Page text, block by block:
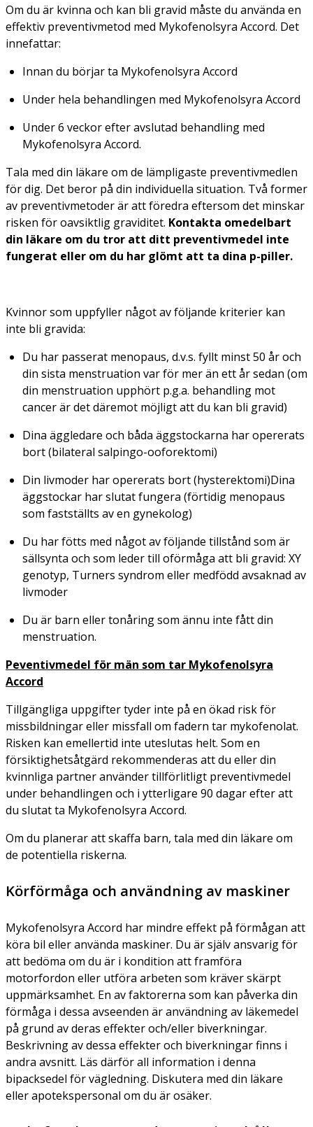
Om du är kvinna och kan bli gravid måste du använda en
effektiv preventivmetod med Mykofenolsyra Accord. Det
innefattar:
Innan du börjar ta Mykofenolsyra Accord
Under hela behandlingen med Mykofenolsyra Accord
Under 6 veckor efter avslutad behandling med
Mykofenolsyra Accord.
Tala med din läkare om de lämpligaste preventivmedlen
för dig. Det beror på din individuella situation. Två former
av preventivmetoder är att föredra eftersom det minskar
risken för oavsiktlig graviditet. Kontakta omedelbart
din läkare om du tror att ditt preventivmedel inte
fungerat eller om du har glömt att ta dina p-piller.
Kvinnor som uppfyller något av följande kriterier kan
inte bli gravida:
Du har passerat menopaus, d.v.s. fyllt minst 50 år och
din sista menstruation var för mer än ett år sedan (om
din menstruation upphört p.g.a. behandling mot
cancer är det däremot möjligt att du kan bli gravid)
Dina äggledare och båda äggstockarna har opererats
bort (bilateral salpingo-ooforektomi)
Din livmoder har opererats bort (hysterektomi)Dina
äggstockar har slutat fungera (förtidig menopaus
som fastställts av en gynekolog)
Du har fötts med något av följande tillstånd som är
sällsynta och som leder till oförmåga att bli gravid: XY
genotyp, Turners syndrom eller medfödd avsaknad av
livmoder
Du är barn eller tonåring som ännu inte fått din
menstruation.
Peventivmedel för män som tar Mykofenolsyra
Accord
Tillgängliga uppgifter tyder inte på en ökad risk för
missbildningar eller missfall om fadern tar mykofenolat.
Risken kan emellertid inte uteslutas helt. Som en
försiktighetsåtgärd rekommenderas att du eller din
kvinnliga partner använder tillförlitligt preventivmedel
under behandlingen och i ytterligare 90 dagar efter att
du slutat ta Mykofenolsyra Accord.
Om du planerar att skaffa barn, tala med din läkare om
de potentiella riskerna.
Körförmåga och användning av maskiner
Mykofenolsyra Accord har mindre effekt på förmågan att
köra bil eller använda maskiner. Du är själv ansvarig för
att bedöma om du är i kondition att framföra
motorfordon eller utföra arbeten som kräver skärpt
uppmärksamhet. En av faktorerna som kan påverka din
förmåga i dessa avseenden är användning av läkemedel
på grund av deras effekter och/eller biverkningar.
Beskrivning av dessa effekter och biverkningar finns i
andra avsnitt. Läs därför all information i denna
bipacksedel för vägledning. Diskutera med din läkare
eller apotekspersonal om du är osäker.